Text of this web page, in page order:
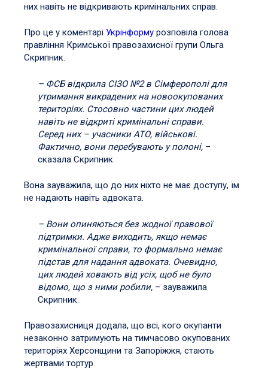
них навіть не відкривають кримінальних справ.
Про це у коментарі Укрінформу розповіла голова
правління Кримської правозахисної групи Ольга
Скрипник.
– ФСБ відкрила СІЗО №2 в Сімферополі для
утримання викрадених на новоокупованих
територіях. Стосовно частини цих людей
навіть не відкриті кримінальні справи.
Серед них – учасники АТО, військові.
Фактично, вони перебувають у полоні, –
сказала Скрипник.
Вона зауважила, що до них ніхто не має доступу, їм
не надають навіть адвоката.
– Вони опиняються без жодної правової
підтримки. Адже виходить, якщо немає
кримінальної справи, то формально немає
підстав для надання адвоката. Очевидно,
цих людей ховають від усіх, щоб не було
відомо, що з ними робили, – зауважила
Скрипник.
Правозахисниця додала, що всі, кого окупанти
незаконно затримують на тимчасово окупованих
територіях Херсонщини та Запоріжжя, стають
жертвами тортур.